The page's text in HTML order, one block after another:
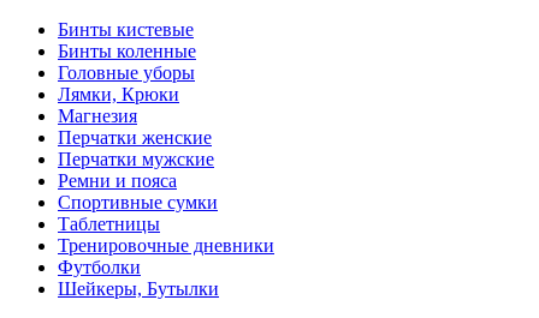
Бинты кистевые
Бинты коленные
Головные уборы
Лямки, Крюки
Магнезия
Перчатки женские
Перчатки мужские
Ремни и пояса
Спортивные сумки
Таблетницы
Тренировочные дневники
Футболки
Шейкеры, Бутылки